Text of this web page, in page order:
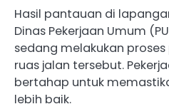
Hasil pantauan di
Dinas Pekerjaan Umum
sedang melakukan
ruas jalan tersebut.
bertahap untuk
lebih baik.